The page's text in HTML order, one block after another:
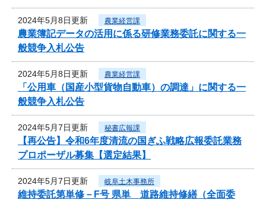
2024年5月8日更新 農業経営課
農業簿記データの活用に係る研修業務委託に関する一
般競争入札公告
2024年5月8日更新 農業経営課
「公用車（国産小型貨物自動車）の調達」に関する一
般競争入札公告
2024年5月7日更新 秘書広報課
【再公告】令和6年度清流の国ぎふ戦略広報委託業務
プロポーザル募集【選定結果】
2024年5月7日更新 岐阜土木事務所
維持委託第単修－F号 県単 道路維持修繕（全面委